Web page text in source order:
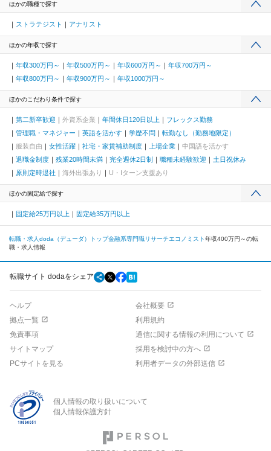
ほかの職種で探す
ストラテジスト アナリスト
ほかの年収で探す
年収300万円～ 年収500万円～ 年収600万円～
年収700万円～
年収800万円～
年収900万円～ 年収1000万円～
ほかのこだわり条件で探す
第二新卒歓迎 外資系企業 年間休日120日以上
フレックス勤務
管理職・マネジャー
英語を活かす 学歴不問
転勤なし（勤務地限定）
服装自由
女性活躍 社宅・家賃補助制度 上場企業
中国語を活かす
退職金制度
残業20時間未満 完全週休2日制 職種未経験歓迎
土日祝休み
原則定時退社
海外出張あり U・Iターン支援あり
ほかの固定給で探す
固定給25万円以上 固定給35万円以上
転職・求人doda（デューダ）トップ金融系専門職リサーチエコノミスト年収400万円～の転
職・求人情報
転職サイト dodaをシェア
ヘルプ
会社概要
拠点一覧
利用規約
免責事項
通信に関する情報の利用について
サイトマップ
採用を検討中の方へ
PCサイトを見る
利用者データの外部送信
個人情報の取り扱いについて
個人情報保護方針